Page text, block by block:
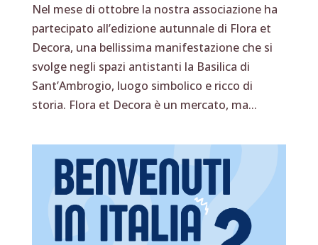
Nel mese di ottobre la nostra associazione ha
partecipato all’edizione autunnale di Flora et
Decora, una bellissima manifestazione che si
svolge negli spazi antistanti la Basilica di
Sant’Ambrogio, luogo simbolico e ricco di
storia. Flora et Decora è un mercato, ma...